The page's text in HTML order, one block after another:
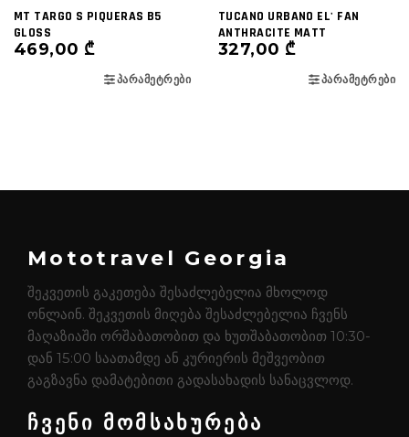
MT TARGO S PIQUERAS B5
GLOSS
469,00 ₾
ᲞᲐᲠᲐᲛᲔᲢᲠᲔᲑᲘ
TUCANO URBANO EL' FAN
ANTHRACITE MATT
327,00 ₾
ᲞᲐᲠᲐᲛᲔᲢᲠᲔᲑᲘ
Mototravel Georgia
შეკვეთის გაკეთება შესაძლებელია მხოლოდ
ონლაინ. შეკვეთის მიღება შესაძლებელია ჩვენს
მაღაზიაში ორშაბათობით და ხუთშაბათობით 10:30-
დან 15:00 საათამდე ან კურიერის მეშვეობით
გაგზავნა დამატებითი გადასახადის სანაცვლოდ.
ჩვენი მომსახურება